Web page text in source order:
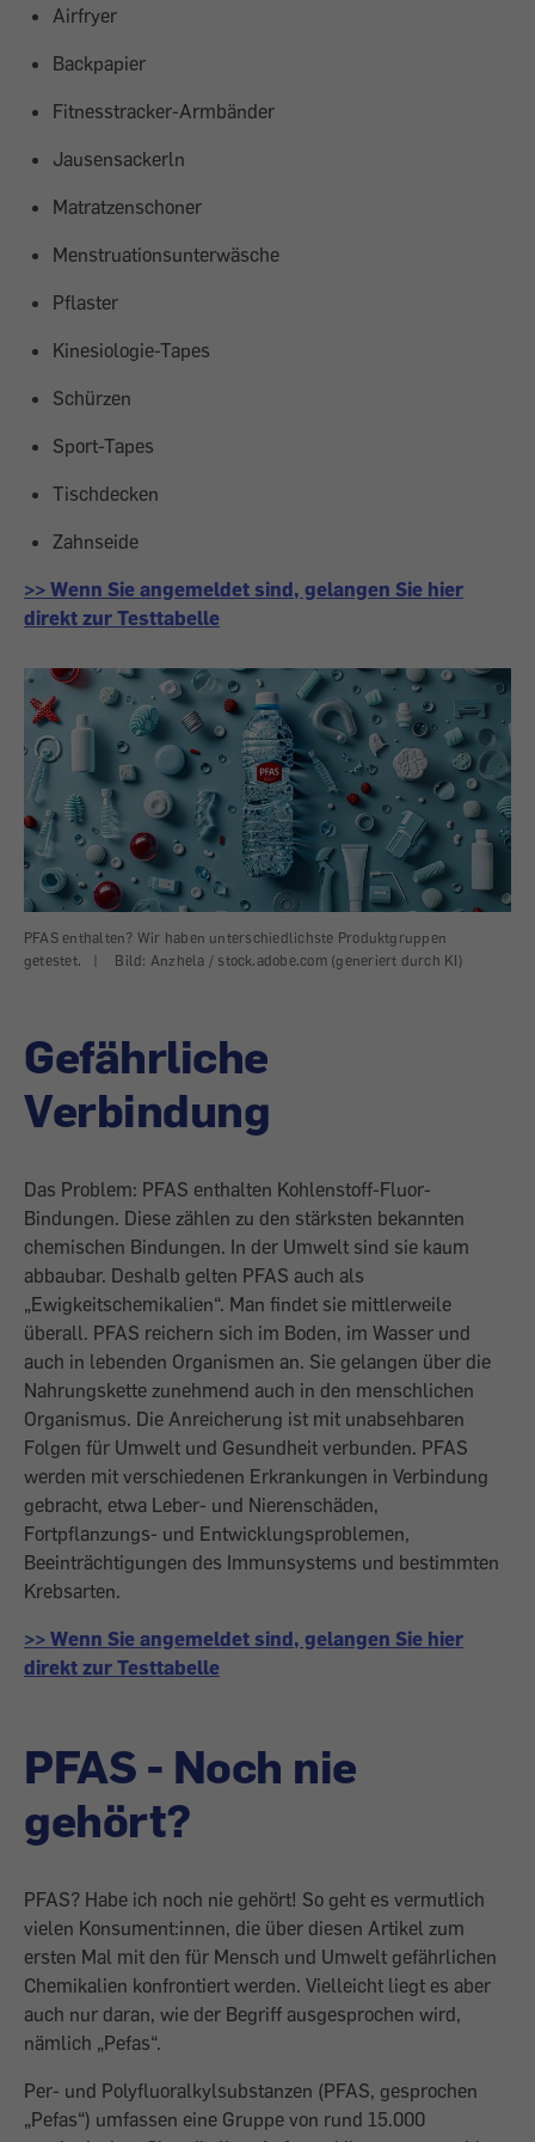
Airfryer
Backpapier
Fitnesstracker-Armbänder
Jausensackerln
Matratzenschoner
Menstruationsunterwäsche
Pflaster
Kinesiologie-Tapes
Schürzen
Sport-Tapes
Tischdecken
Zahnseide
>> Wenn Sie angemeldet sind, gelangen Sie hier
direkt zur Testtabelle
PFAS enthalten? Wir haben unterschiedlichste Produktgruppen
getestet.
| Bild: Anzhela / stock.adobe.com (generiert durch KI)
Gefährliche
Verbindung
Das Problem: PFAS enthalten Kohlenstoff-Fluor-
Bindungen. Diese zählen zu den stärksten bekannten
chemischen Bindungen. In der Umwelt sind sie kaum
abbaubar. Deshalb gelten PFAS auch als
„Ewigkeitschemikalien“. Man findet sie mittlerweile
überall. PFAS reichern sich im Boden, im Wasser und
auch in lebenden Organismen an. Sie gelangen über die
Nahrungskette zunehmend auch in den menschlichen
Organismus. Die Anreicherung ist mit unabsehbaren
Folgen für Umwelt und Gesundheit verbunden. PFAS
werden mit verschiedenen Erkrankungen in Verbindung
gebracht, etwa Leber- und Nierenschäden,
Fortpflanzungs- und Entwicklungsproblemen,
Beeinträchtigungen des Immunsystems und bestimmten
Krebsarten.
>> Wenn Sie angemeldet sind, gelangen Sie hier
direkt zur Testtabelle
PFAS - Noch nie
gehört?
PFAS? Habe ich noch nie gehört! So geht es vermutlich
vielen Konsument:innen, die über diesen Artikel zum
ersten Mal mit den für Mensch und Umwelt gefährlichen
Chemikalien konfrontiert werden. Vielleicht liegt es aber
auch nur daran, wie der Begriff ausgesprochen wird,
nämlich „Pefas“.
Per- und Polyfluoralkylsubstanzen (PFAS, gesprochen
„Pefas“) umfassen eine Gruppe von rund 15.000